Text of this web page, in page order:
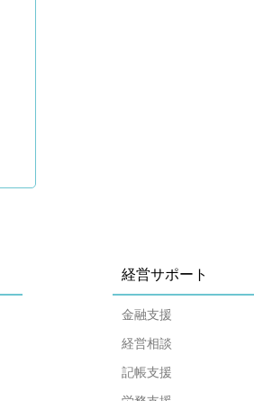
経営サポート
金融支援
経営相談
記帳支援